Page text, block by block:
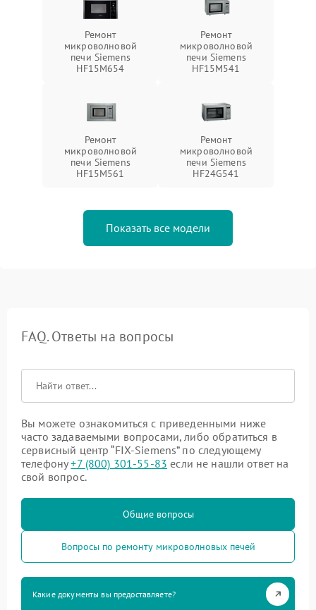
Ремонт
микроволновой
печи Siemens
HF15M654
Ремонт
микроволновой
печи Siemens
HF15M541
Ремонт
микроволновой
печи Siemens
HF15M561
Ремонт
микроволновой
печи Siemens
HF24G541
Показать все модели
FAQ. Ответы на вопросы
Вы можете ознакомиться с приведенными ниже
часто задаваемыми вопросами, либо обратиться в
сервисный центр “FIX-Siemens” по следующему
телефону+7 (800) 301-55-83 если не нашли ответ на
свой вопрос.
Общие вопросы
Вопросы по ремонту микроволновых печей
Какие документы вы предоставляете?